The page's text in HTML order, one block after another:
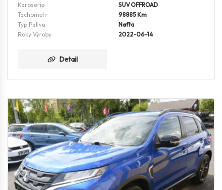
Karoserie
SUV OFFROAD
Tachometr
98885 Km
Typ Paliva
Nafta
Roky Výroby
2022-06-14
Detail